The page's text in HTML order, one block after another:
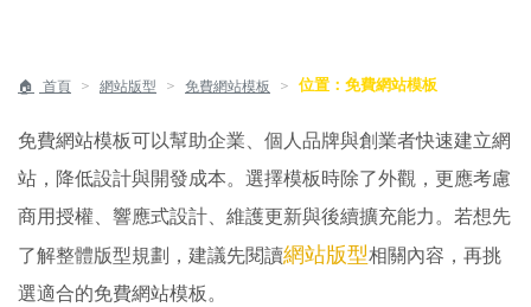
首頁 ＞ 網站版型 ＞ 免費網站模板 ＞ 位置：免費網站模板
免費網站模板可以幫助企業、個人品牌與創業者快速建立網
站，降低設計與開發成本。選擇模板時除了外觀，更應考慮
商用授權、響應式設計、維護更新與後續擴充能力。若想先
了解整體版型規劃，建議先閱讀網站版型相關內容，再挑
選適合的免費網站模板。